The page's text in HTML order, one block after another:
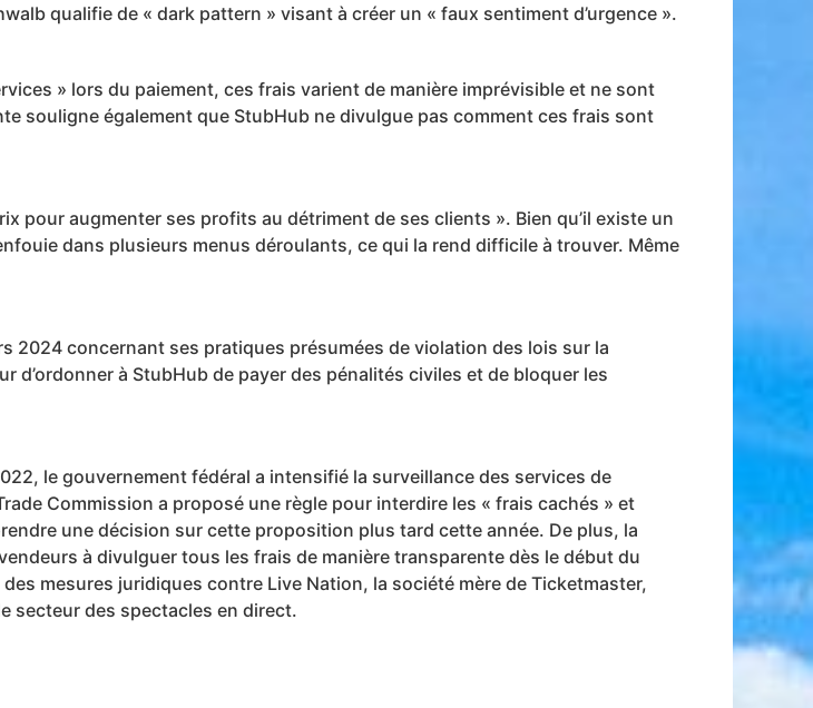
qualifie de « dark pattern » visant à créer un « faux sentiment d’urgence ».
» lors du paiement, ces frais varient de manière imprévisible et ne sont
souligne également que StubHub ne divulgue pas comment ces frais sont
pour augmenter ses profits au détriment de ses clients ». Bien qu’il existe un
dans plusieurs menus déroulants, ce qui la rend difficile à trouver. Même
2024 concernant ses pratiques présumées de violation des lois sur la
d’ordonner à StubHub de payer des pénalités civiles et de bloquer les
le gouvernement fédéral a intensifié la surveillance des services de
Commission a proposé une règle pour interdire les « frais cachés » et
une décision sur cette proposition plus tard cette année. De plus, la
à divulguer tous les frais de manière transparente dès le début du
mesures juridiques contre Live Nation, la société mère de Ticketmaster,
secteur des spectacles en direct.